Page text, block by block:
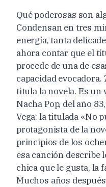
Qué poderosas son
Condensan en tres
energía, tanta
ahora contar que el
procede de una de
capacidad evocadora.
titula la novela. Es un
Nacha Pop, del año
Vega: la titulada «No
protagonista de la
principios de los
esa canción describe
chica que le gusta, la
Muchos años